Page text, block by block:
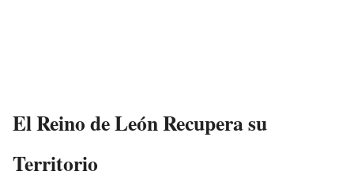
El Reino de León Recupera su
Territorio